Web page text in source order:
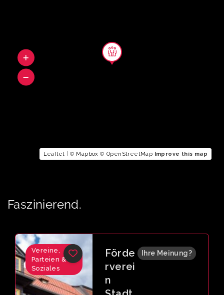
Leaflet | © Mapbox © OpenStreetMap Improve this map
Faszinierend.
Vereine,
Parteien &
Soziales
Land
esges
chäfts
Ihre Meinung?